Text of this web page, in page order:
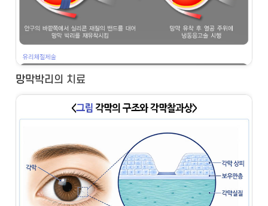
망막박리의 치료